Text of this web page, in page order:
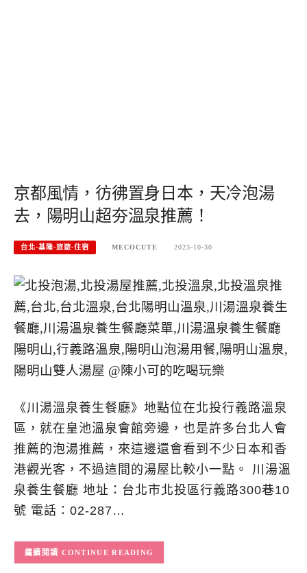
京都風情，彷彿置身日本，天冷泡湯
去，陽明山超夯溫泉推薦！
台北-基隆-旅遊-住宿 MECOCUTE 2023-10-30
《川湯溫泉養生餐廳》地點位在北投行義路溫泉
區，就在皇池溫泉會館旁邊，也是許多台北人會
推薦的泡湯推薦，來這邊還會看到不少日本和香
港觀光客，不過這間的湯屋比較小一點。 川湯溫
泉養生餐廳 地址：台北市北投區行義路300巷10
號 電話：02-287…
CONTINUE READING